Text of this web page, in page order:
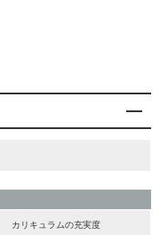
カリキュラムの充実度